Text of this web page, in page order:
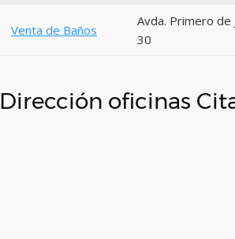
Venta de Baños
Avda. Primero de
30
Dirección oficinas